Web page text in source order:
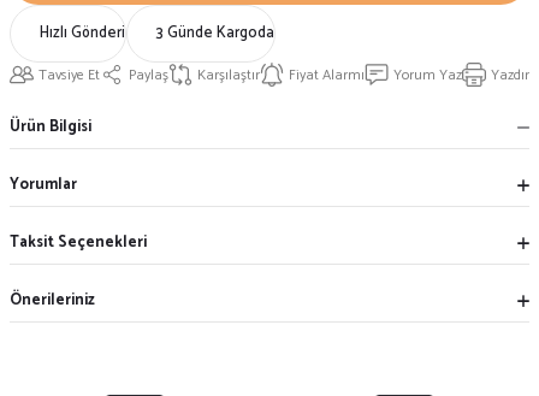
Hızlı Gönderi 3 Günde Kargoda
Tavsiye Et Paylaş Karşılaştır Fiyat Alarmı Yorum Yaz Yazdır
Ürün Bilgisi
Yorumlar
Taksit Seçenekleri
Önerileriniz